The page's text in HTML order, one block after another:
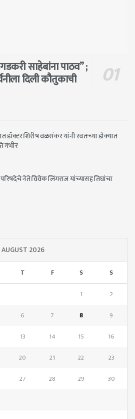
साहेबांना पाठव” ;
दिली कौतुकाची
डॉक्टर शिरीष वळसंकर यांनी स्वतःच्या डोक्यात
गंभीर
नेते विवेक लिंगराज यांच्यासह तिघांचा
AUGUST 2026
T F S S
1
2
6 7 8
9
13 14 15
16
20 21 22
23
27 28 29
30